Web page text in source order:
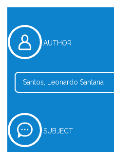
AUTHOR
Santos, Leonardo Santana
SUBJECT